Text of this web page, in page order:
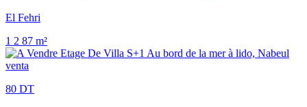
El Fehri
1 2 87 m²
venta
80 DT